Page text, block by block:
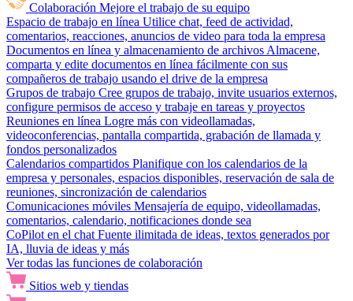
Colaboración Mejore el trabajo de su equipo
Espacio de trabajo en línea Utilice chat, feed de actividad,
comentarios, reacciones, anuncios de video para toda la empresa
Documentos en línea y almacenamiento de archivos Almacene,
comparta y edite documentos en línea fácilmente con sus
compañeros de trabajo usando el drive de la empresa
Grupos de trabajo Cree grupos de trabajo, invite usuarios externos,
configure permisos de acceso y trabaje en tareas y proyectos
Reuniones en línea Logre más con videollamadas,
videoconferencias, pantalla compartida, grabación de llamada y
fondos personalizados
Calendarios compartidos Planifique con los calendarios de la
empresa y personales, espacios disponibles, reservación de sala de
reuniones, sincronización de calendarios
Comunicaciones móviles Mensajería de equipo, videollamadas,
comentarios, calendario, notificaciones donde sea
CoPilot en el chat Fuente ilimitada de ideas, textos generados por
IA, lluvia de ideas y más
Ver todas las funciones de colaboración
Sitios web y tiendas